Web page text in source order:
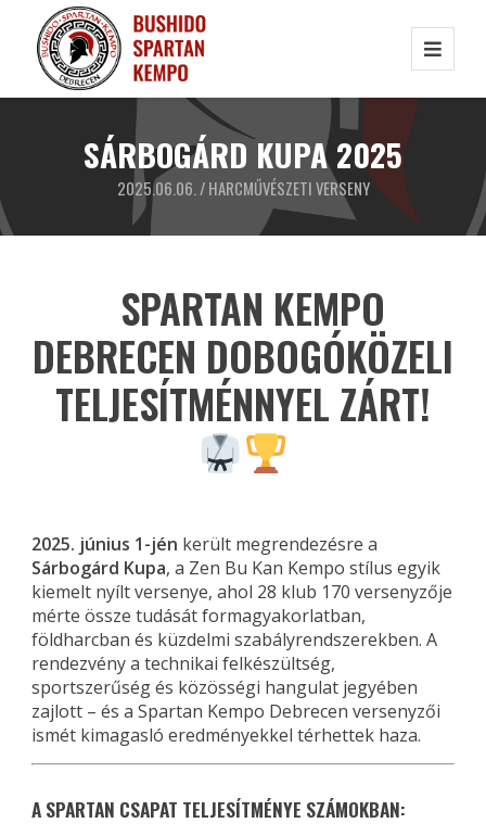
SÁRBOGÁRD KUPA 2025
2025.06.06. /HARCMŰVÉSZETI VERSENY
SPARTAN KEMPO
DEBRECEN DOBOGÓKÖZELI
TELJESÍTMÉNNYEL ZÁRT!
2025. június 1-jén került megrendezésre a
Sárbogárd Kupa, a Zen Bu Kan Kempo stílus egyik
kiemelt nyílt versenye, ahol 28 klub 170 versenyzője
mérte össze tudását formagyakorlatban,
földharcban és küzdelmi szabályrendszerekben. A
rendezvény a technikai felkészültség,
sportszerűség és közösségi hangulat jegyében
zajlott – és a Spartan Kempo Debrecen versenyzői
ismét kimagasló eredményekkel térhettek haza.
A SPARTAN CSAPAT TELJESÍTMÉNYE SZÁMOKBAN: